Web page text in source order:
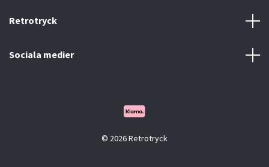
Retrotryck
Sociala medier
© 2026 Retrotryck